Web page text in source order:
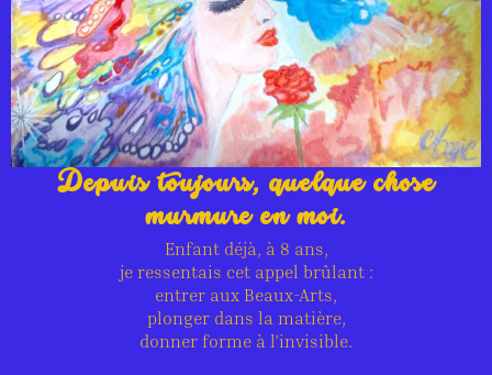
Depuis toujours, quelque chose
murmure en moi.
Enfant déjà, à 8 ans,
je ressentais cet appel brûlant :
entrer aux Beaux-Arts,
plonger dans la matière,
donner forme à l’invisible.